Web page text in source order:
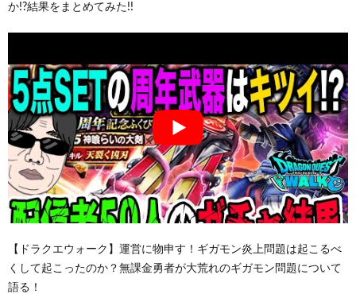
か!?結果をまとめてみた!!
【ドラクエウォーク】運営に物申す！ギガモン炎上問題は起こるべ
くして起こったのか？無課金勇者が大荒れのギガモン問題について
語る！